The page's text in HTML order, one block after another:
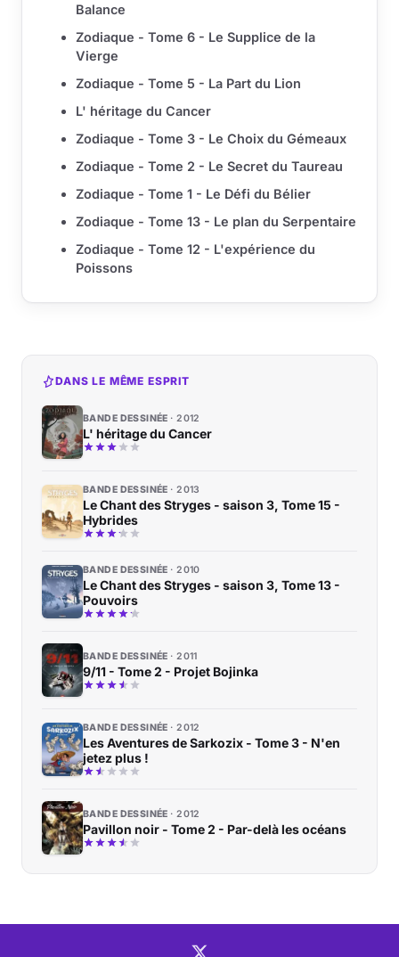
Balance
Zodiaque - Tome 6 - Le Supplice de la
Vierge
Zodiaque - Tome 5 - La Part du Lion
L' héritage du Cancer
Zodiaque - Tome 3 - Le Choix du Gémeaux
Zodiaque - Tome 2 - Le Secret du Taureau
Zodiaque - Tome 1 - Le Défi du Bélier
Zodiaque - Tome 13 - Le plan du Serpentaire
Zodiaque - Tome 12 - L'expérience du
Poissons
DANS LE MÊME ESPRIT
BANDE DESSINÉE 2012
L' héritage du Cancer
BANDE DESSINÉE 2013
Le Chant des Stryges - saison 3, Tome 15 -
Hybrides
BANDE DESSINÉE 2010
Le Chant des Stryges - saison 3, Tome 13 -
Pouvoirs
BANDE DESSINÉE 2011
9/11 - Tome 2 - Projet Bojinka
BANDE DESSINÉE 2012
Les Aventures de Sarkozix - Tome 3 - N'en
jetez plus !
BANDE DESSINÉE 2012
Pavillon noir - Tome 2 - Par-delà les océans